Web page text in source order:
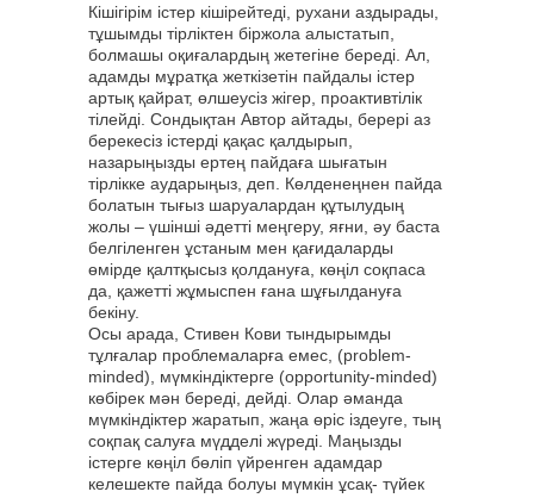
Кішігірім істер кішірейтеді, рухани аздырады,
тұшымды тірліктен біржола алыстатып,
болмашы оқиғалардың жетегіне береді. Ал,
адамды мұратқа жеткізетін пайдалы істер
артық қайрат, өлшеусіз жігер, проактивтілік
тілейді. Сондықтан Автор айтады, берері аз
берекесіз істерді қақас қалдырып,
назарыңызды ертең пайдаға шығатын
тірлікке аударыңыз, деп. Көлденеңнен пайда
болатын тығыз шаруалардан құтылудың
жолы – үшінші әдетті меңгеру, яғни, әу баста
белгіленген ұстаным мен қағидаларды
өмірде қалтқысыз қолдануға, көңіл соқпаса
да, қажетті жұмыспен ғана шұғылдануға
бекіну.
Осы арада, Стивен Кови тындырымды
тұлғалар проблемаларға емес, (problem-
minded), мүмкіндіктерге (opportunity-minded)
көбірек мән береді, дейді. Олар әманда
мүмкіндіктер жаратып, жаңа өріс іздеуге, тың
соқпақ салуға мүдделі жүреді. Маңызды
істерге көңіл бөліп үйренген адамдар
келешекте пайда болуы мүмкін ұсақ- түйек